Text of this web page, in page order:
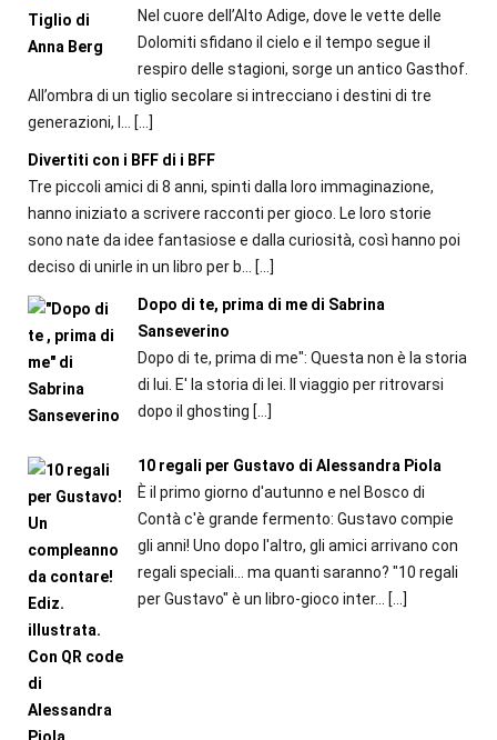
Nel cuore dell’Alto Adige, dove le vette delle
Dolomiti sfidano il cielo e il tempo segue il
respiro delle stagioni, sorge un antico Gasthof.
All’ombra di un tiglio secolare si intrecciano i destini di tre
generazioni, l...
[…]
Divertiti con i BFF di i BFF
Tre piccoli amici di 8 anni, spinti dalla loro immaginazione,
hanno iniziato a scrivere racconti per gioco. Le loro storie
sono nate da idee fantasiose e dalla curiosità, così hanno poi
deciso di unirle in un libro per b...
[…]
Dopo di te, prima di me di Sabrina
Sanseverino
Dopo di te, prima di me": Questa non è la storia
di lui. E' la storia di lei. Il viaggio per ritrovarsi
dopo il ghosting […]
10 regali per Gustavo di Alessandra Piola
È il primo giorno d'autunno e nel Bosco di
Contà c'è grande fermento: Gustavo compie
gli anni! Uno dopo l'altro, gli amici arrivano con
regali speciali... ma quanti saranno? "10 regali
per Gustavo" è un libro-gioco inter...
[…]